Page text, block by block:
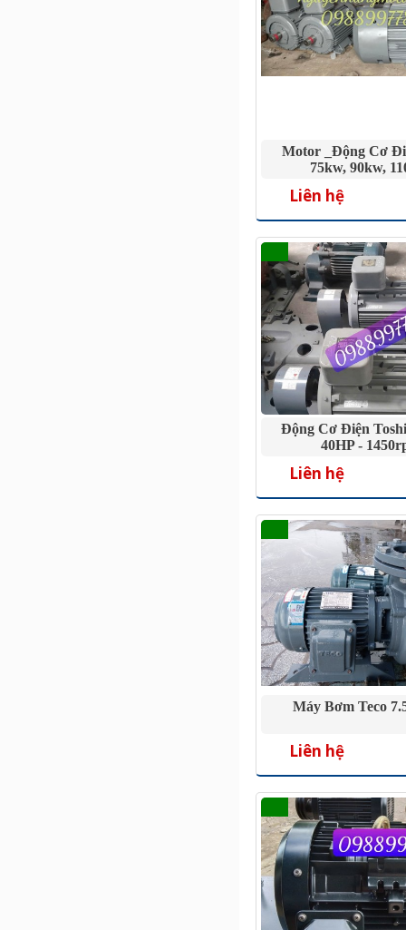
Motor _Động Cơ
75kw, 90kw,
Liên hệ
Động Cơ Điện
40HP -
Liên hệ
Máy Bơm Teco
Liên hệ